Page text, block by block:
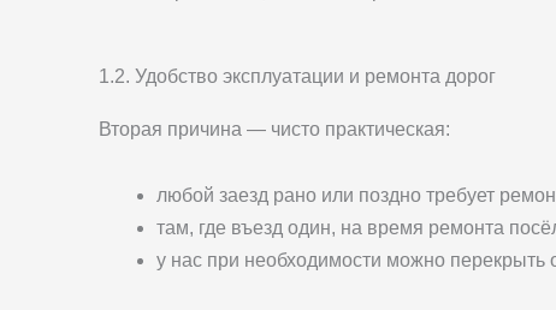
1.2. Удобство эксплуатации и ремонта дорог
Вторая причина — чисто практическая:
любой заезд рано или поздно требует
там, где въезд один, на время ремонта
у нас при необходимости можно перекрыть